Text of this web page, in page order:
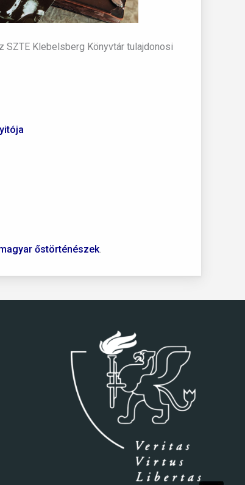
SZTE Klebelsberg Könyvtár tulajdonosi
őstörténészek.